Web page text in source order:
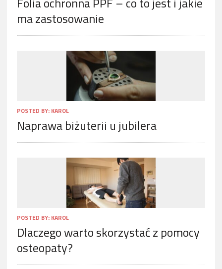
ma zastosowanie
POSTED BY: KAROL
Naprawa biżuterii u jubilera
POSTED BY: KAROL
Dlaczego warto skorzystać z pomocy
osteopaty?